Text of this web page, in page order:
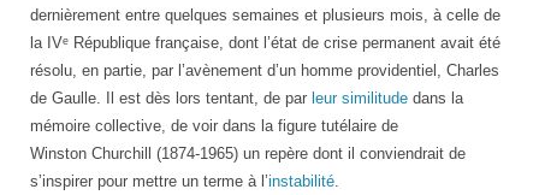
dernièrement entre quelques semaines et plusieurs mois, à celle de
la IVᵉ République française, dont l’état de crise permanent avait été
résolu, en partie, par l’avènement d’un homme providentiel, Charles
de Gaulle. Il est dès lors tentant, de par leur similitude dans la
mémoire collective, de voir dans la figure tutélaire de
Winston Churchill (1874-1965) un repère dont il conviendrait de
s’inspirer pour mettre un terme à l’instabilité